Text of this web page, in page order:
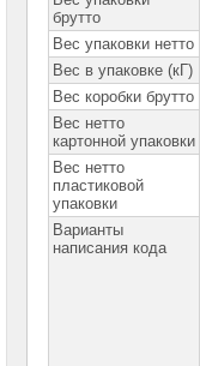
Жесткие
диски
PCI-
E
Внешние
SSD
USB
3
Видеокарты
INTEL
брутто
Вес упаковки нетто
Вес в упаковке (кГ)
Вес коробки брутто
Вес нетто
картонной упаковки
Вес нетто
пластиковой
упаковки
Варианты
написания кода